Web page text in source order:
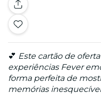
💕 Este cartão de
experiências Fever
forma perfeita de
memórias